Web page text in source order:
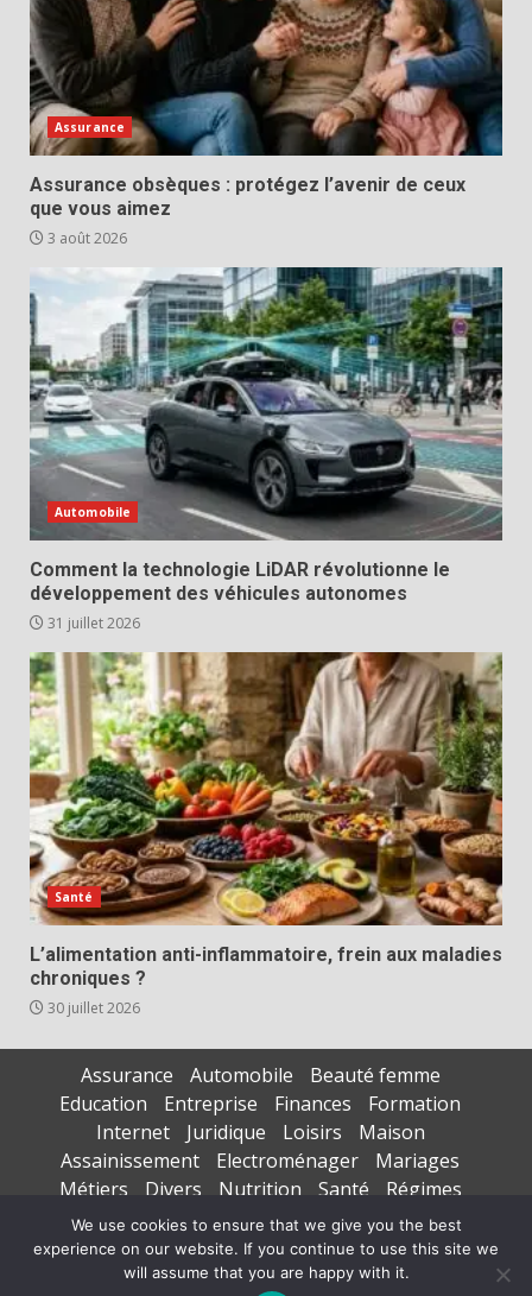
Assurance
Assurance obsèques : protégez l’avenir de ceux
que vous aimez
3 août 2026
Automobile
Comment la technologie LiDAR révolutionne le
développement des véhicules autonomes
31 juillet 2026
Santé
L’alimentation anti-inflammatoire, frein aux maladies
chroniques ?
30 juillet 2026
Assurance Automobile
Beauté femme
Education
Entreprise Finances
Formation
Internet
Juridique Loisirs
Maison
Assainissement
Electroménager
Mariages
Métiers
Divers Nutrition Santé
Régimes
Seniors
Sports
Vacances
Copyright © All rights reserved.|DarkNews
We use cookies to ensure that we give you the best
experience on our website. If you continue to use this site we
will assume that you are happy with it.